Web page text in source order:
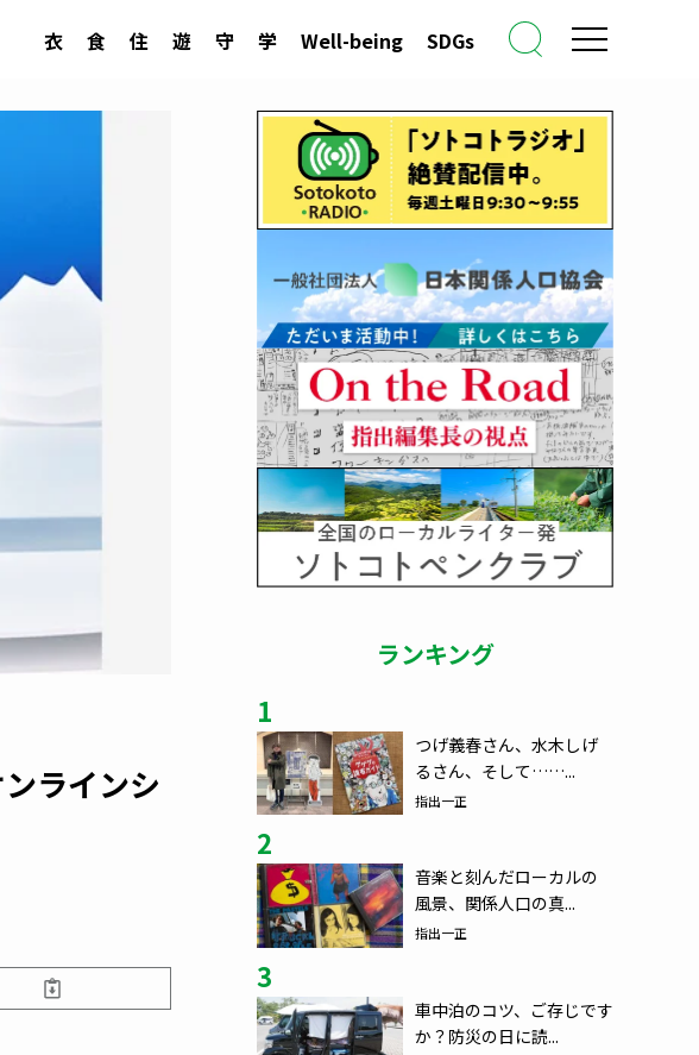
衣 食 住 遊 守 学 Well-being SDGs
ラインシ
ランキング
1
つげ義春さん、水木しげ
るさん、そして……...
指出一正
2
音楽と刻んだローカルの
風景、関係人口の真...
指出一正
3
車中泊のコツ、ご存じです
か？防災の日に読...